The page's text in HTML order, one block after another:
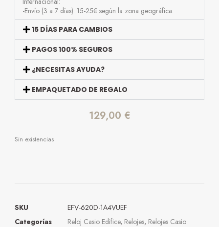
-Envío (3 a 7 días): 15-25€ según la zona geográfica.
15 DÍAS PARA CAMBIOS
PAGOS 100% SEGUROS
¿NECESITAS AYUDA?
EMPAQUETADO DE REGALO
129,00 €
Sin existencias
SKU
EFV-620D-1A4VUEF
Categorías
Reloj Casio Edifice, Relojes, Relojes Casio